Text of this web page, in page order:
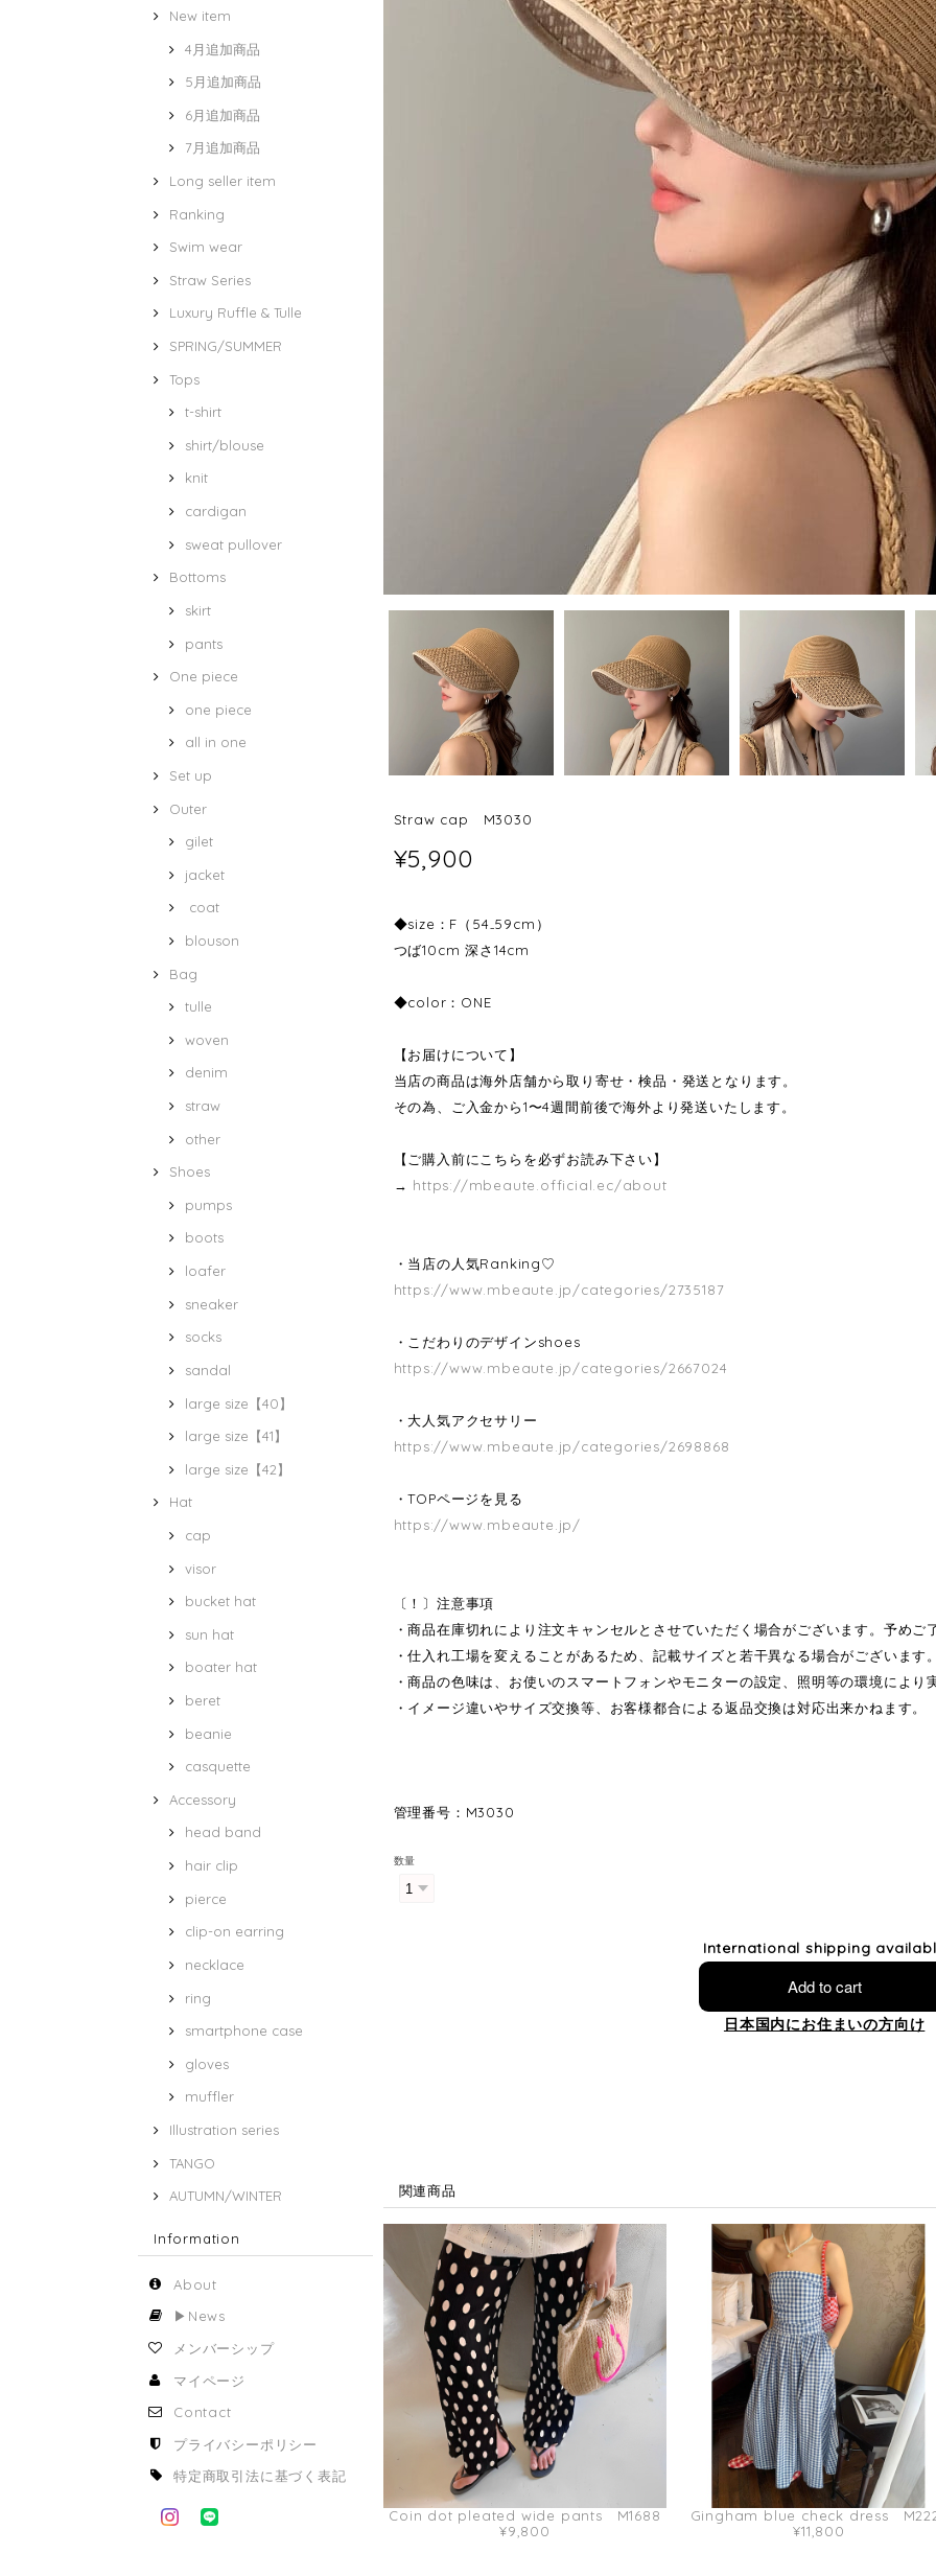
New item
4月追加商品
5月追加商品
6月追加商品
7月追加商品
Long seller item
Ranking
Swim wear
Straw Series
Luxury Ruffle & Tulle
SPRING/SUMMER
Tops
t-shirt
shirt/blouse
knit
cardigan
sweat pullover
Bottoms
skirt
pants
One piece
one piece
all in one
Set up
Outer
gilet
jacket
coat
blouson
Bag
tulle
woven
denim
straw
other
Shoes
pumps
boots
loafer
sneaker
socks
sandal
large size【40】
large size【41】
large size【42】
Hat
cap
visor
bucket hat
sun hat
boater hat
beret
beanie
casquette
Accessory
head band
hair clip
pierce
clip-on earring
necklace
ring
smartphone case
gloves
muffler
Illustration series
TANGO
AUTUMN/WINTER
Information
About
▶︎News
メンバーシップ
マイページ
Contact
プライバシーポリシー
特定商取引法に基づく表記
Straw cap M3030
¥5,900
◆size：F（54₋59cm）
つば10cm 深さ14cm
◆color：ONE
【お届けについて】
当店の商品は海外店舗から取り寄せ・検品・発送となります。
その為、ご入金から1〜4週間前後で海外より発送いたします。
【ご購入前にこちらを必ずお読み下さい】
→ https://mbeaute.official.ec/about
・当店の人気Ranking♡
https://www.mbeaute.jp/categories/2735187
・こだわりのデザインshoes
https://www.mbeaute.jp/categories/2667024
・大人気アクセサリー
https://www.mbeaute.jp/categories/2698868
・TOPページを見る
https://www.mbeaute.jp/
〔！〕注意事項
・商品在庫切れにより注文キャンセルとさせていただく場合がございます。予めご
・仕入れ工場を変えることがあるため、記載サイズと若干異なる場合がございます。
・商品の色味は、お使いのスマートフォンやモニターの設定、照明等の環境により
・イメージ違いやサイズ交換等、お客様都合による返品交換は対応出来かねます。
管理番号：M3030
数量
International shipping
Add to cart
日本国内にお住まいの方向け
関連商品
Coin dot pleated wide pants M1688
¥9,800
Gingham blue check dress
¥11,800